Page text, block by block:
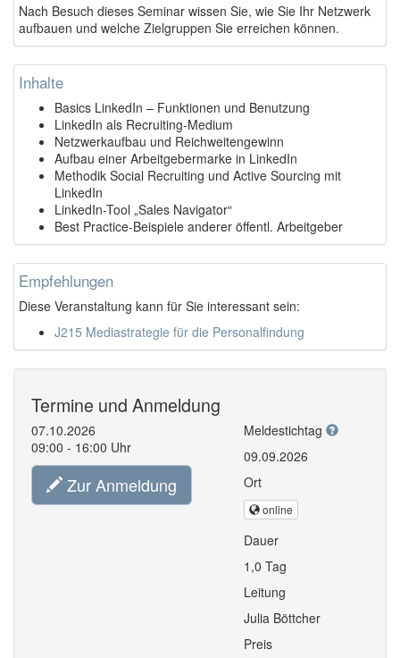
Nach Besuch dieses Seminar wissen Sie, wie Sie Ihr Netzwerk
aufbauen und welche Zielgruppen Sie erreichen können.
Inhalte
Basics LinkedIn – Funktionen und Benutzung
LinkedIn als Recruiting-Medium
Netzwerkaufbau und Reichweitengewinn
Aufbau einer Arbeitgebermarke in LinkedIn
Methodik Social Recruiting und Active Sourcing mit
LinkedIn
LinkedIn-Tool „Sales Navigator“
Best Practice-Beispiele anderer öffentl. Arbeitgeber
Empfehlungen
Diese Veranstaltung kann für Sie interessant sein:
J215 Mediastrategie für die Personalfindung
Termine und Anmeldung
07.10.2026
09:00 - 16:00 Uhr
Zur Anmeldung
Meldestichtag
09.09.2026
Ort
online
Dauer
1,0 Tag
Leitung
Julia Böttcher
Preis